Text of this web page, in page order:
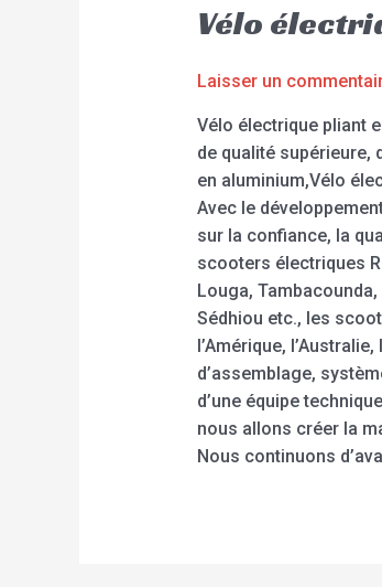
Vélo
Laisser un
Vélo électrique pliant
de qualité
en aluminium,Vélo
Avec le
sur la confiance, la
scooters électriques
Louga,
Sédhiou etc., les
l’Amérique,
d’assemblage,
d’une équipe
nous allons créer la
Nous continuons